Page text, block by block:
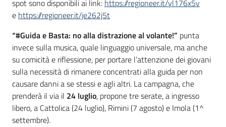
spot sono disponibili ai link: https://regioneer.it/yl176x5v
e https://regioneer.it/je262j5t
“#Guida e Basta: no alla distrazione al volante!” punta
invece sulla musica, quale linguaggio universale, ma anche
su comicità e riflessione, per portare l’attenzione dei giovani
sulla necessità di rimanere concentrati alla guida per non
causare danni a se stessi e agli altri. La campagna, che
prenderà il via il 24 luglio, propone tre serate, a ingresso
libero, a Cattolica (24 luglio), Rimini (7 agosto) e Imola (1^
settembre).